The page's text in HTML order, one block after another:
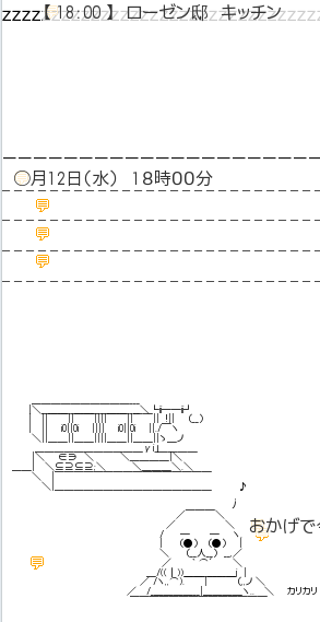
💬
【 18：00 】　ローゼン邸　キッチン
ｚｚｚｚｚｚｚｚｚｚｚｚｚｚｚｚｚｚｚｚｚｚｚｚｚｚｚｚｚｚｚ
💬
💬
💬
💬
○月12日（水）　１８時００分
– – – – – – – – – – – – – – – – – – – – – – – – – –
– – – – – – – – – – – – – – – – – – – – – – – – – –
– – – – – – – – – – – – – – – – – – – – – – – – – –
– – – – – – – – – – – – – – – – – – – – – – – – – –
💬
💬
💬
おかげで
|＼＿＿＿＿＿＿＿＿＿___＼┗ii━━ii┛
| ||￣￣||￣￣||||￣￣||￣￣|| !|| （__）
| || i0||0i |||| i0||0i ||./￣ヽ
＼||＿＿||＿＿||||＿＿||＿＿||ゝ＿ノ
＿＿＿＿＿＿＿＿＿＿＿γi」＿＿＿＿
|＼ ∈∋ ＼ ＼＿＿＿＿|＼
＿＿| ＼⊆⊇⊆⊇;＼ ＼＿＿＿＼.＼
＼ |￣￣￣￣￣￣￣￣￣￣￣￣￣￣￣￣
＼|＿＿＿＿＿＿＿＿＿＿＿＿＿＿＿＿ ♪
ﾉ
／￣￣￣＼
／ ＼
/ ─ ─ ヽ.
| （●） （●） |
＼ （__人__） __,／
＜バターン！！
／ ｀ ⌒´ ＼
＿/((┃))＿＿＿＿_＿i |
／ /ヽ,,⌒).￣￣|￣￣￣（,,ノ ＼
／ /_＿＿＿＿__|＿＿＿＿ヽ.. ＼ カリカリ